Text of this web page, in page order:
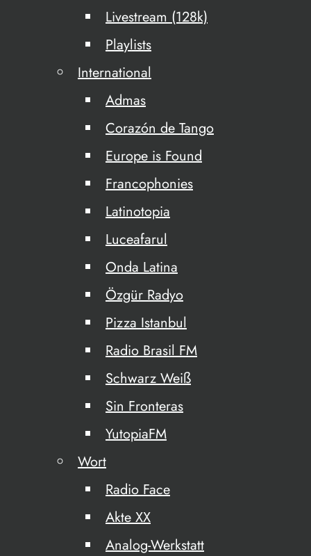
Livestream (128k)
Playlists
International
Admas
Corazón de Tango
Europe is Found
Francophonies
Latinotopia
Luceafarul
Onda Latina
Özgür Radyo
Pizza Istanbul
Radio Brasil FM
Schwarz Weiß
Sin Fronteras
YutopiaFM
Wort
Radio Face
Akte XX
Analog-Werkstatt